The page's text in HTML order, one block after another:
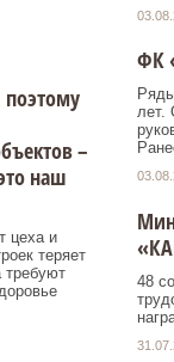
–
наш
цеха и
теряет
требуют
ФК
лет.
48